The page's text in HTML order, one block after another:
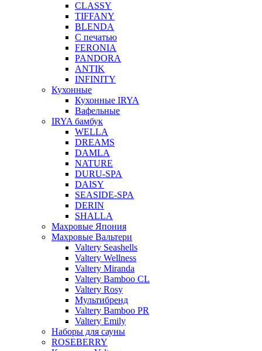
CLASSY
TIFFANY
BLENDA
С печатью
FERONIA
PANDORA
ANTIK
INFINITY
Кухонные
Кухонные IRYA
Вафельные
IRYA бамбук
WELLA
DREAMS
DAMLA
NATURE
DURU-SPA
DAISY
SEASIDE-SPA
DERIN
SHALLA
Махровые Япония
Махровые Вальтери
Valtery Seashells
Valtery Wellness
Valtery Miranda
Valtery Bamboo CL
Valtery Rosy
Мультибренд
Valtery Bamboo PR
Valtery Emily
Наборы для сауны
ROSEBERRY